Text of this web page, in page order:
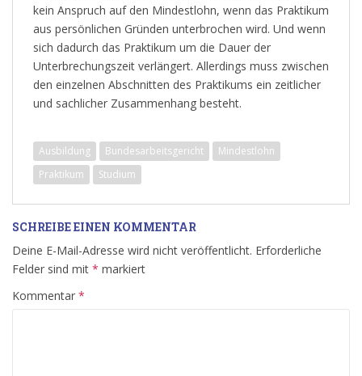
kein Anspruch auf den Mindestlohn, wenn das Praktikum
aus persönlichen Gründen unterbrochen wird. Und wenn
sich dadurch das Praktikum um die Dauer der
Unterbrechungszeit verlängert. Allerdings muss zwischen
den einzelnen Abschnitten des Praktikums ein zeitlicher
und sachlicher Zusammenhang besteht.
Ausbildung Bundesarbeitsgericht
Mindestlohn
Praktikum
Studium
SCHREIBE EINEN KOMMENTAR
Deine E-Mail-Adresse wird nicht veröffentlicht. Erforderliche
Felder sind mit * markiert
Kommentar *